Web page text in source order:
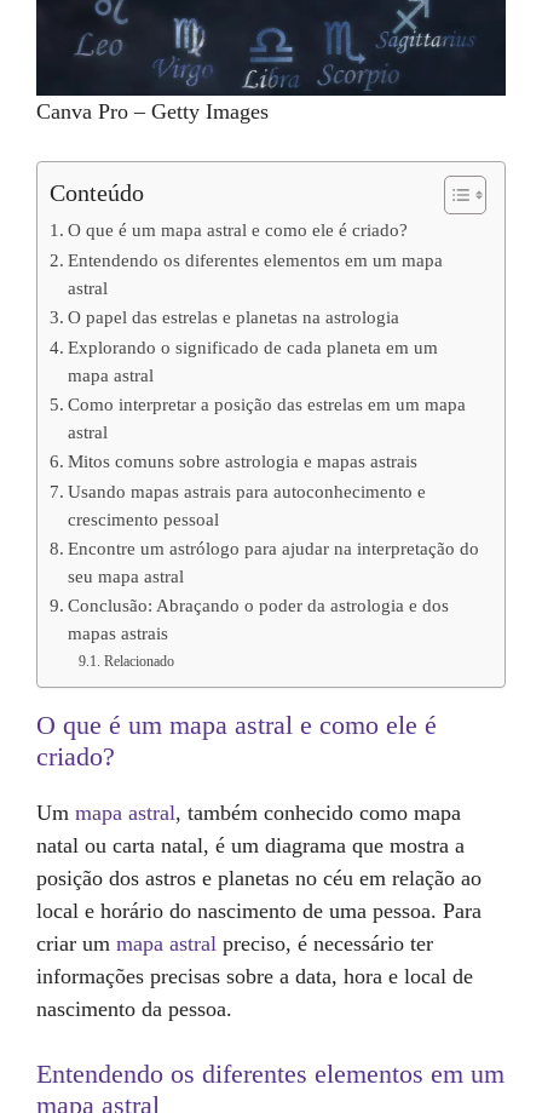
Canva Pro – Getty Images
Conteúdo
O que é um mapa astral e como ele é criado?
Entendendo os diferentes elementos em um mapa
astral
O papel das estrelas e planetas na astrologia
Explorando o significado de cada planeta em um
mapa astral
Como interpretar a posição das estrelas em um mapa
astral
Mitos comuns sobre astrologia e mapas astrais
Usando mapas astrais para autoconhecimento e
crescimento pessoal
Encontre um astrólogo para ajudar na interpretação do
seu mapa astral
Conclusão: Abraçando o poder da astrologia e dos
mapas astrais
Relacionado
O que é um mapa astral e como ele é
criado?
Um mapa astral, também conhecido como mapa
natal ou carta natal, é um diagrama que mostra a
posição dos astros e planetas no céu em relação ao
local e horário do nascimento de uma pessoa. Para
criar um mapa astral preciso, é necessário ter
informações precisas sobre a data, hora e local de
nascimento da pessoa.
Entendendo os diferentes elementos em um
mapa astral